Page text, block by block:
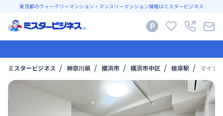
東京都のウィークリーマンション・マンスリーマンション情報はミスタービジネス
ミスタービジネス 神奈川県 横浜市 横浜市中区 根岸駅 マイナ